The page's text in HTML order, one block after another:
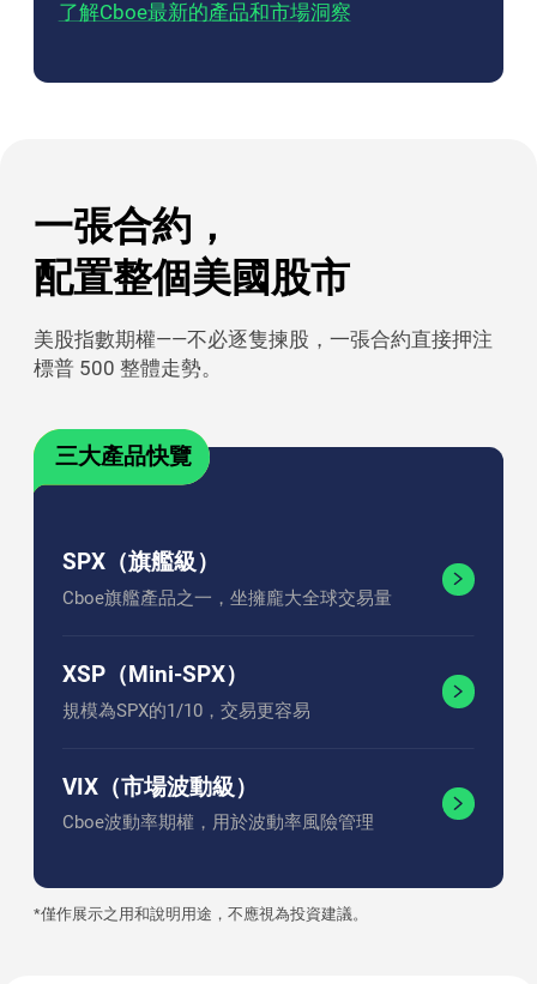
了解Cboe最新的產品和市場洞察
一張合約，
配置整個美國股市
美股指數期權——不必逐隻揀股，一張合約直接押注
標普 500 整體走勢。
三大產品快覽
SPX（旗艦級）
Cboe旗艦產品之一，坐擁龐大全球交易量
XSP（Mini-SPX）
規模為SPX的1/10，交易更容易
VIX（市場波動級）
Cboe波動率期權，用於波動率風險管理
*僅作展示之用和說明用途，不應視為投資建議。